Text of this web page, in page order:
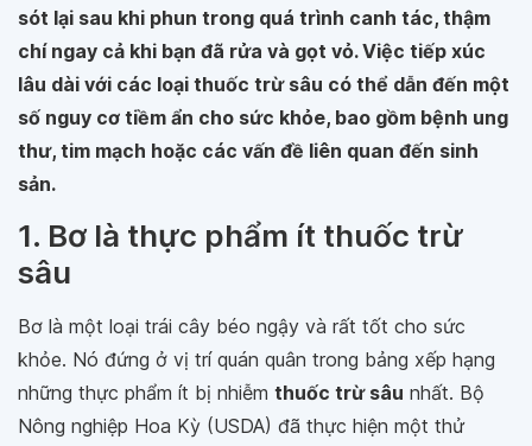
sót lại sau khi phun trong quá trình canh tác, thậm
chí ngay cả khi bạn đã rửa và gọt vỏ. Việc tiếp xúc
lâu dài với các loại thuốc trừ sâu có thể dẫn đến một
số nguy cơ tiềm ẩn cho sức khỏe, bao gồm bệnh ung
thư, tim mạch hoặc các vấn đề liên quan đến sinh
sản.
1. Bơ là thực phẩm ít thuốc trừ
sâu
Bơ là một loại trái cây béo ngậy và rất tốt cho sức
khỏe. Nó đứng ở vị trí quán quân trong bảng xếp hạng
những thực phẩm ít bị nhiễm thuốc trừ sâu nhất. Bộ
Nông nghiệp Hoa Kỳ (USDA) đã thực hiện một thử